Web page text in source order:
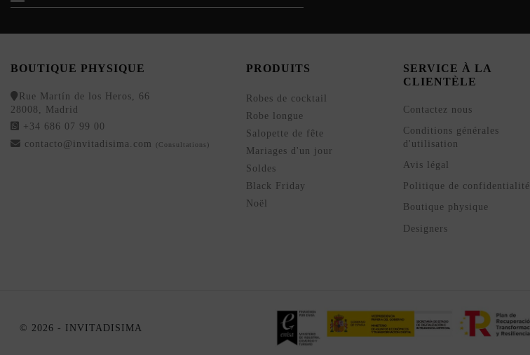
BOUTIQUE PHYSIQUE
Rue Martín de los Heros, 66
28008, Madrid
+34 686 07 99 00
contacto@invitadisima.com
(Consultations)
PRODUITS
Robes de cocktail
Robe longue
Salopette de fête
Mariages d'un jour
Soldes
Black Friday
Noël
SERVICE À LA
CLIENTÈLE
Contactez nous
Conditions générales
d'utilisation
Avis légal
Politique de confidentialité
Boutique physique
Designers
© 2026 - INVITADISIMA